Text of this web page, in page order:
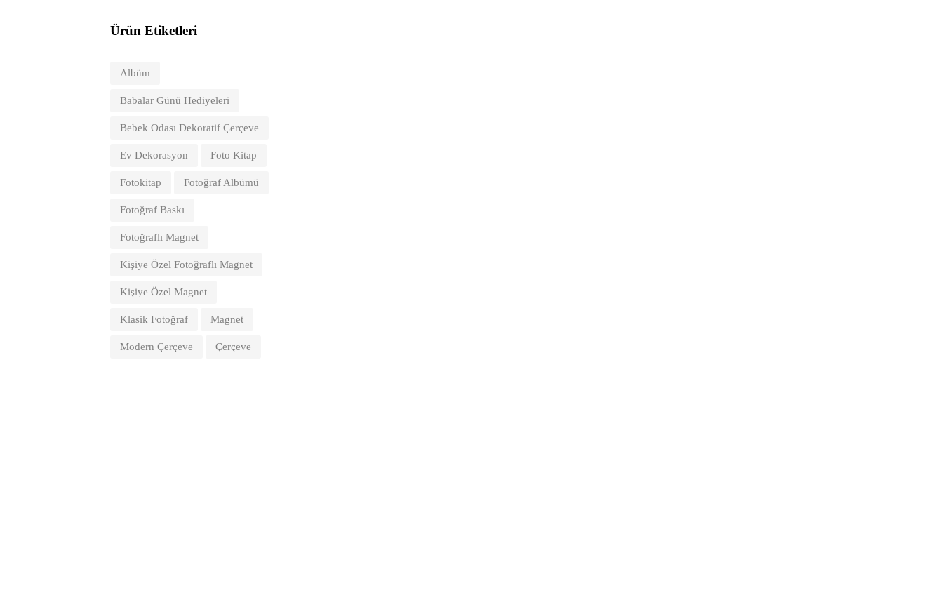
Ürün Etiketleri
Albüm
Babalar Günü Hediyeleri
Bebek Odası Dekoratif Çerçeve
Ev Dekorasyon Foto Kitap
Fotokitap Fotoğraf Albümü
Fotoğraf Baskı
Fotoğraflı Magnet
Kişiye Özel Fotoğraflı Magnet
Kişiye Özel Magnet
Klasik Fotoğraf Magnet
Modern Çerçeve Çerçeve